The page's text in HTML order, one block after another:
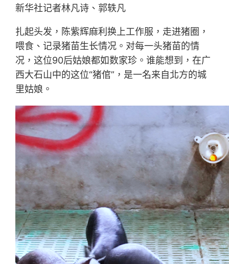
新华社记者林凡诗、郭轶凡
扎起头发，陈紫辉麻利换上工作服，走进猪圈，
喂食、记录猪苗生长情况。对每一头猪苗的情
况，这位90后姑娘都如数家珍。谁能想到，在广
西大石山中的这位“猪倌”，是一名来自北方的城
里姑娘。